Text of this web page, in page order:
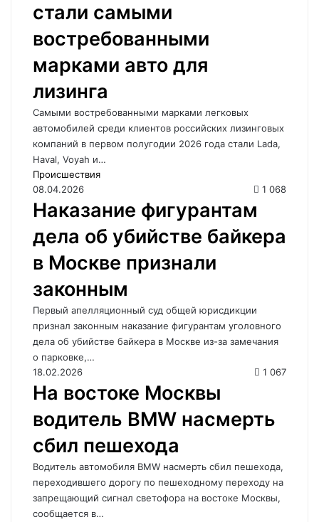
стали самыми
востребованными
марками авто для
лизинга
Самыми востребованными марками легковых
автомобилей среди клиентов российских лизинговых
компаний в первом полугодии 2026 года стали Lada,
Haval, Voyah и…
Происшествия
08.04.2026
1 068
Наказание фигурантам
дела об убийстве байкера
в Москве признали
законным
Первый апелляционный суд общей юрисдикции
признал законным наказание фигурантам уголовного
дела об убийстве байкера в Москве из-за замечания
о парковке,…
18.02.2026
1 067
На востоке Москвы
водитель BMW насмерть
сбил пешехода
Водитель автомобиля BMW насмерть сбил пешехода,
переходившего дорогу по пешеходному переходу на
запрещающий сигнал светофора на востоке Москвы,
сообщается в…